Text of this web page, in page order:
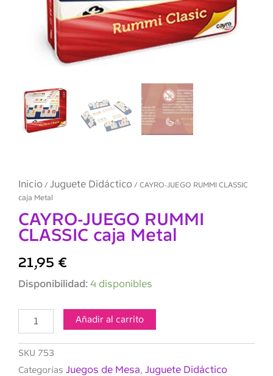
Inicio / Juguete Didáctico / CAYRO-JUEGO RUMMI CLASSIC
caja Metal
CAYRO-JUEGO RUMMI
CLASSIC caja Metal
21,95 €
Disponibilidad: 4 disponibles
CAYRO-
CLASSIC
Metal
cantidad
Añadir al carrito
SKU 753
Categorías Juegos de Mesa, Juguete Didáctico